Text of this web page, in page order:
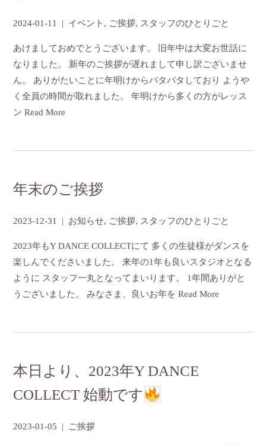
2024-01-11 | イベント , ご挨拶, スタッフのひとりごと
あけましておめでとうございます。 旧年中は大変お世話に
なりました。 新年のご挨拶が遅れまして申し訳ございませ
ん。 ありがたいことに年明けからバタバタしており ようや
く全員の時間が取れました。 年明けから多くの方がレッス
ンRead More
年末のご挨拶
2023-12-31 | お知らせ, ご挨拶, スタッフのひとりごと
2023年もY DANCE COLLECTにて 多くの生徒様がダンスを
楽しんでくださいました。 来年の1年も良いスタジオとなる
ように スタッフ一丸となってまいります。 1年間ありがと
うございました。 みなさま、良いお年をRead More
本日より、2023年Y DANCE
COLLECT 始動です
2023-01-05 | ご挨拶